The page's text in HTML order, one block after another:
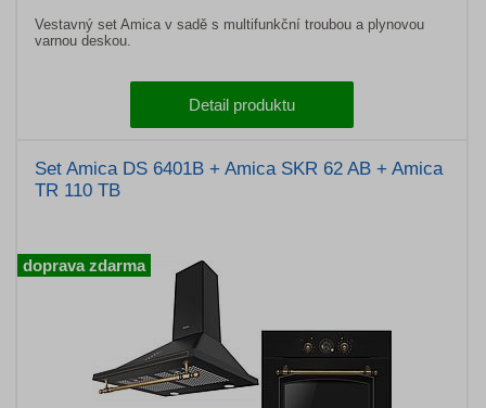
Vestavný set Amica v sadě s multifunkční troubou a plynovou
varnou deskou.
Detail produktu
Set Amica DS 6401B + Amica SKR 62 AB + Amica
TR 110 TB
doprava zdarma